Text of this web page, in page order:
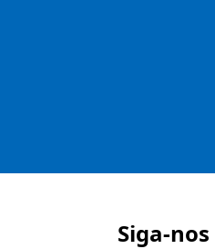
Siga-nos